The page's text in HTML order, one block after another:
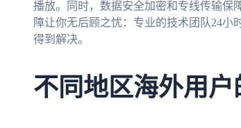
播放。同时，数据安全加密和专线传输保
障让你无后顾之忧：专业的技术团队24
得到解决。
不同地区海外用